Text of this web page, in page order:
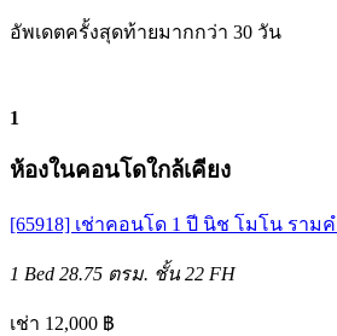
อัพเดตครั้งสุดท้ายมากกว่า 30 วัน
1
ห้องในคอนโดใกล้เคียง
[65918] เช่าคอนโด 1 ปี นิช โมโน ราม
1 Bed 28.75 ตรม. ชั้น 22 FH
เช่า 12,000 ฿